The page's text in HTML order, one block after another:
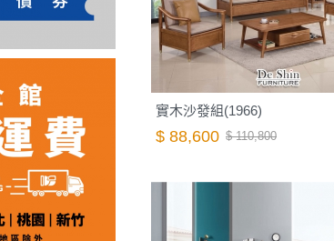
實木沙發組(1966)
$ 88,600 $ 110,800